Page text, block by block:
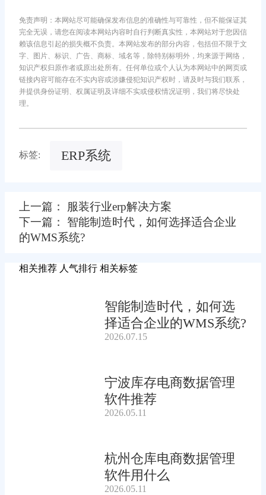
免责声明：本网站尽可能确保发布信息的准确性与可靠性，但不能保证其
完全无误，请您在阅读本网站内容时自行判断真实性，本网站对于您因信
赖该信息引起的损失概不负责。本网站发布的部分内容，包括但不限于文
字、图片、标识、广告、商标、域名等，除特别标明外，均来源于网络，
知识产权归原作者或原出处所有。任何单位或个人认为本网站中的网页或
链接内容可能存在不实内容或涉嫌侵犯知识产权时，请及时与我们联系，
并提供身份证明、权属证明及详细不实或侵权情况证明，我们将尽快处
理。
标签: ERP系统
上一篇： 服装行业erp解决方案
下一篇： 智能制造时代，如何选择适合企业
的WMS系统?
相关推荐 人气排行 相关标签
智能制造时代，如何选
择适合企业的WMS系统?
2026.07.15
宁波库存电商数据管理
软件推荐
2026.05.11
杭州仓库电商数据管理
软件用什么
2026.05.11